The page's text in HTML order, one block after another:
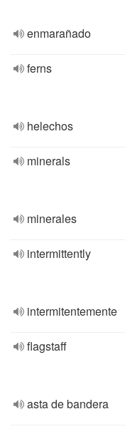
enmarañado
ferns
helechos
minerals
minerales
intermittently
intermitentemente
flagstaff
asta de bandera